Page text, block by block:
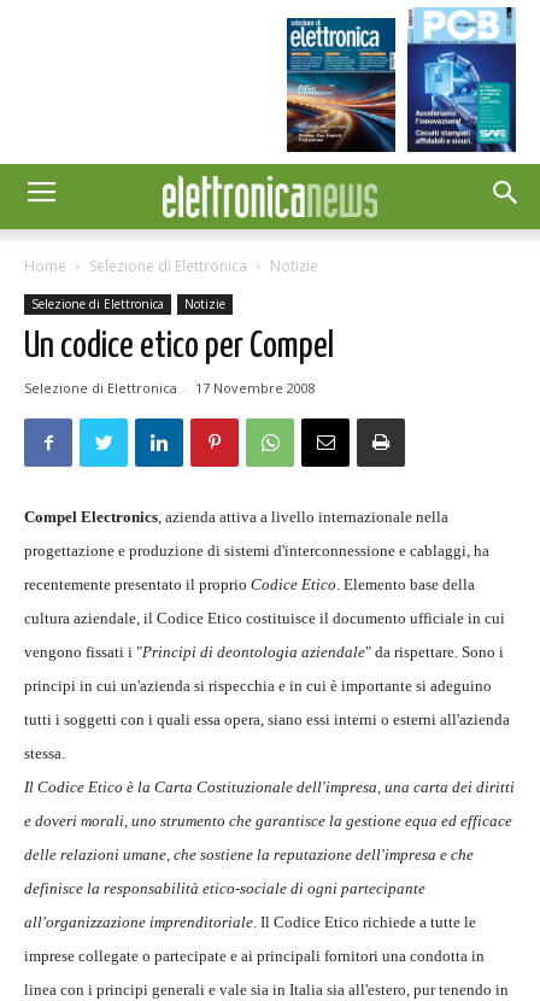
Home Selezione di Elettronica Notizie
Selezione di Elettronica Notizie
Un codice etico per Compel
Selezione di Elettronica - 17 Novembre 2008
Compel Electronics, azienda attiva a livello internazionale nella
progettazione e produzione di sistemi d'interconnessione e cablaggi, ha
recentemente presentato il proprio Codice Etico. Elemento base della
cultura aziendale, il Codice Etico costituisce il documento ufficiale in cui
vengono fissati i "Principi di deontologia aziendale" da rispettare. Sono i
principi in cui un'azienda si rispecchia e in cui è importante si adeguino
tutti i soggetti con i quali essa opera, siano essi interni o esterni all'azienda
stessa.
Il Codice Etico è la Carta Costituzionale dell'impresa, una carta dei diritti
e doveri morali, uno strumento che garantisce la gestione equa ed efficace
delle relazioni umane, che sostiene la reputazione dell'impresa e che
definisce la responsabilità etico-sociale di ogni partecipante
all'organizzazione imprenditoriale. Il Codice Etico richiede a tutte le
imprese collegate o partecipate e ai principali fornitori una condotta in
linea con i principi generali e vale sia in Italia sia all'estero, pur tenendo in